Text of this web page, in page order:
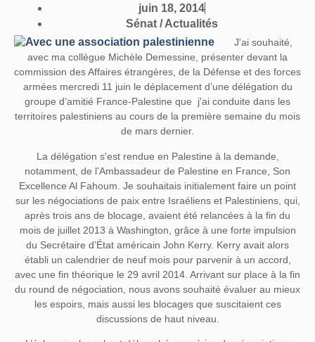
juin 18, 2014
Sénat / Actualités
J'ai souhaité,
avec ma collègue Michèle Demessine, présenter devant la
commission des Affaires étrangères, de la Défense et des forces
armées mercredi 11 juin le déplacement d’une délégation du
groupe d’amitié France-Palestine que j'ai conduite dans les
territoires palestiniens au cours de la première semaine du mois
de mars dernier.
La délégation s'est rendue en Palestine à la demande,
notamment, de l’Ambassadeur de Palestine en France, Son
Excellence Al Fahoum. Je souhaitais initialement faire un point
sur les négociations de paix entre Israéliens et Palestiniens, qui,
après trois ans de blocage, avaient été relancées à la fin du
mois de juillet 2013 à Washington, grâce à une forte impulsion
du Secrétaire d’État américain John Kerry. Kerry avait alors
établi un calendrier de neuf mois pour parvenir à un accord,
avec une fin théorique le 29 avril 2014. Arrivant sur place à la fin
du round de négociation, nous avons souhaité évaluer au mieux
les espoirs, mais aussi les blocages que suscitaient ces
discussions de haut niveau.